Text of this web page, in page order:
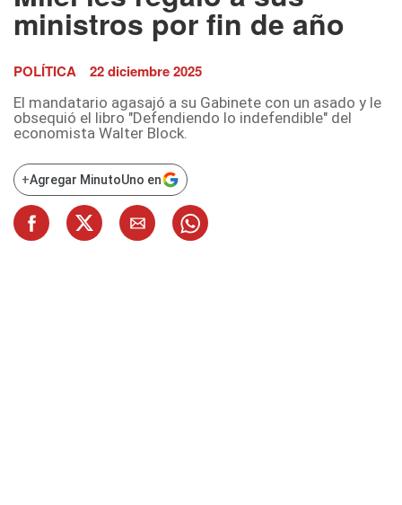
ministros por fin de año
POLÍTICA 22 diciembre 2025
El mandatario agasajó a su Gabinete con un asado y le
obsequió el libro "Defendiendo lo indefendible" del
economista Walter Block.
+Agregar MinutoUno en